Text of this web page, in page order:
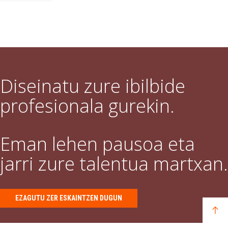
Diseinatu zure ibilbide
profesionala gurekin.
Eman lehen pausoa eta
jarri zure talentua martxan.
EZAGUTU ZER ESKAINTZEN DUGUN